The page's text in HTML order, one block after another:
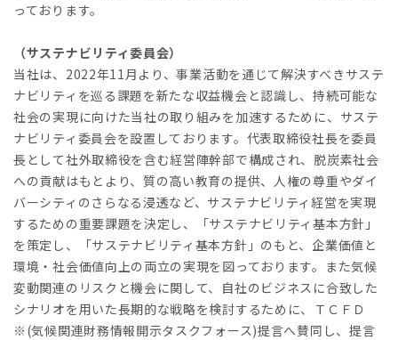
っております。
（サステナビリティ委員会）
当社は、2022年11月より、事業活動を通じて解決すべきサステ
ナビリティを巡る課題を新たな収益機会と認識し、持続可能な
社会の実現に向けた当社の取り組みを加速するために、サステ
ナビリティ委員会を設置しております。代表取締役社長を委員
長として社外取締役を含む経営陣幹部で構成され、脱炭素社会
への貢献はもとより、質の高い教育の提供、人権の尊重やダイ
バーシティのさらなる浸透など、サステナビリティ経営を実現
するための重要課題を決定し、「サステナビリティ基本方針」
を策定し、「サステナビリティ基本方針」のもと、企業価値と
環境・社会価値向上の両立の実現を図っております。また気候
変動関連のリスクと機会に関して、自社のビジネスに合致した
シナリオを用いた長期的な戦略を検討するために、ＴＣＦＤ
※(気候関連財務情報開示タスクフォース)提言へ賛同し、提言